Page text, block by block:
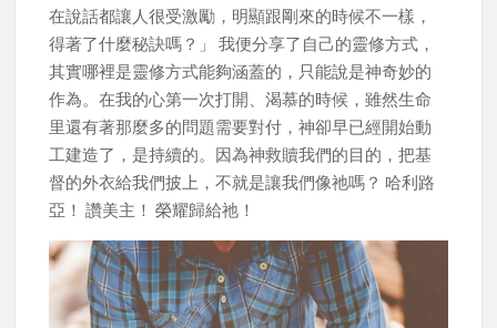
在說話都讓人很受激勵，明顯跟剛來的時候不一樣，
得著了什麼秘訣嗎？」 我便分享了自己的靈修方式，
其實哪裡是靈修方式能夠涵蓋的，只能說是神奇妙的
作為。在我的心第一次打開、渴慕的時候，雖然生命
里還有著那麼多的問題需要對付，神卻早已經開始動
工建造了，是持續的。因為神救贖我們的目的，把基
督的外衣給我們披上，不就是讓我們像祂嗎？ 哈利路
亞！ 讚美主！ 榮耀歸給祂！